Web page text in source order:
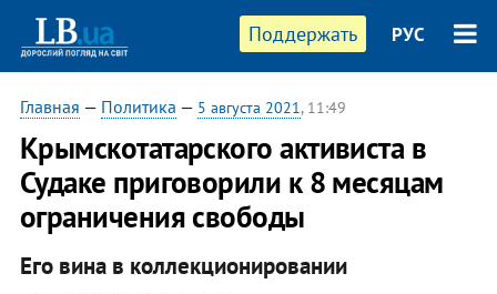
Поддержать РУС
Главная — Политика — 5 августа 2021, 11:49
Крымскотатарского активиста в
Судаке приговорили к 8 месяцам
ограничения свободы
Его вина в коллекционировании